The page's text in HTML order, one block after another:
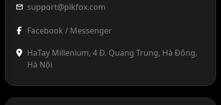
mail support@pikfox.com
Facebook / Messenger
HaTay Millenium, 4 Đ. Quang Trung, Hà Đông,
Hà Nội